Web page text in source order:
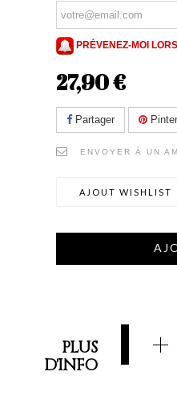
PRÉVENEZ-MOI
27,90 €
Partager
ENVOYER À UN
AJOUT WISHLIST
PLUS
D'INFO